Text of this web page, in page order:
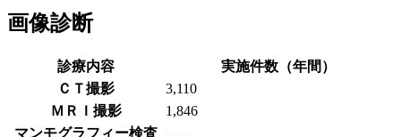
画像診断
診療内容
実施件数（年間）
ＣＴ撮影
3,110
ＭＲＩ撮影
1,846
マンモグラフィー検査